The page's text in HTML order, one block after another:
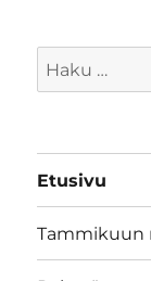
Etsi:
Etusivu
Tammikuun